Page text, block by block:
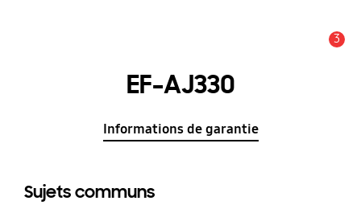
3
EF-AJ330
Informations de garantie
Sujets communs